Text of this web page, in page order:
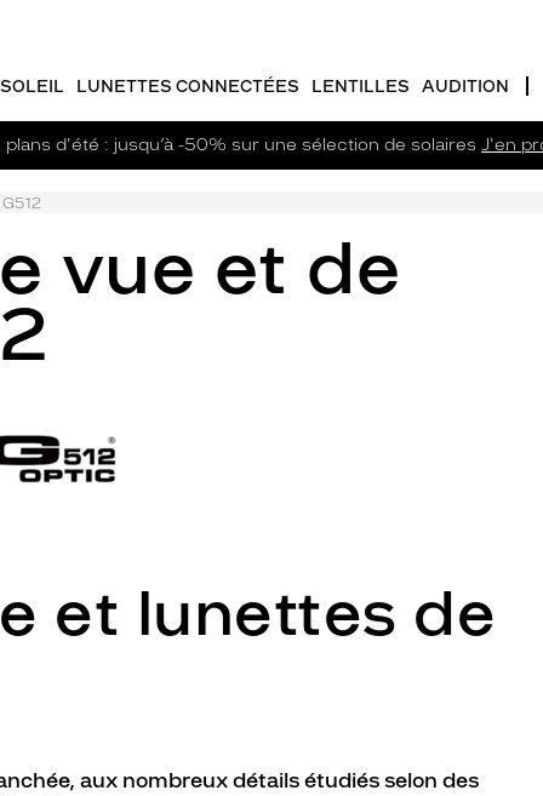
LUNETTES CONNECTÉES LENTILLES AUDITION
plans d'été : jusqu’à -50% sur une sélection de solaires J'en
vue et de
et lunettes de
aux nombreux détails étudiés selon des